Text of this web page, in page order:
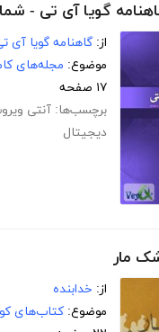
گویا آی تی -
از: گاهنامه گویا آی
موضوع: مجله‌های
۱۷ صفحه
برچسب‌ها: آنتی
دیجیتال
مار
از: خدابنده
موضوع: کتاب‌های